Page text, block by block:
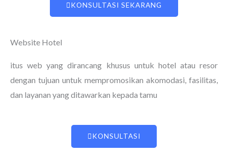
KONSULTASI SEKARANG
Website Hotel
itus web yang dirancang khusus untuk hotel atau resor
dengan tujuan untuk mempromosikan akomodasi, fasilitas,
dan layanan yang ditawarkan kepada tamu
KONSULTASI